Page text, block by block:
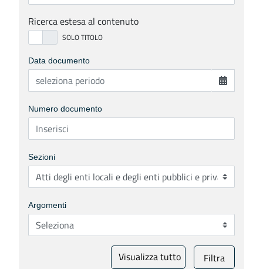
Ricerca estesa al contenuto
Data documento
Numero documento
Sezioni
Argomenti
Visualizza tutto Filtra